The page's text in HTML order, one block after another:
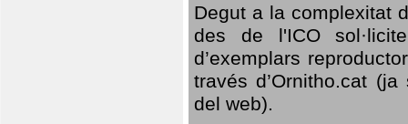
Degut a la complexitat
des de l'ICO
d’exemplars
través d’Ornitho.cat
del web).